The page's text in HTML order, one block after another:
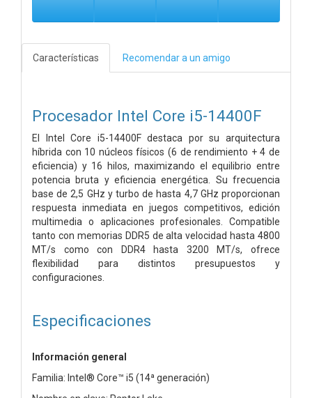
Características Recomendar a un amigo
Procesador Intel Core i5-14400F
El Intel Core i5-14400F destaca por su arquitectura
híbrida con 10 núcleos físicos (6 de rendimiento + 4 de
eficiencia) y 16 hilos, maximizando el equilibrio entre
potencia bruta y eficiencia energética. Su frecuencia
base de 2,5 GHz y turbo de hasta 4,7 GHz proporcionan
respuesta inmediata en juegos competitivos, edición
multimedia o aplicaciones profesionales. Compatible
tanto con memorias DDR5 de alta velocidad hasta 4800
MT/s como con DDR4 hasta 3200 MT/s, ofrece
flexibilidad para distintos presupuestos y
configuraciones.
Especificaciones
Información general
Familia: Intel® Core™ i5 (14ª generación)